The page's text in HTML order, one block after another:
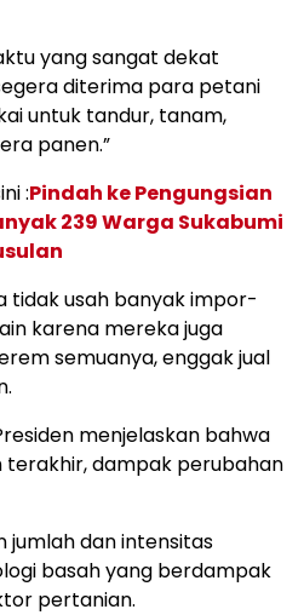
yang sangat dekat
diterima para petani
untuk tandur, tanam,
panen.”
:Pindah ke Pengungsian
239 Warga Sukabumi
tidak usah banyak impor-
karena mereka juga
semuanya, enggak jual
menjelaskan bahwa
dampak perubahan
jumlah dan intensitas
basah yang berdampak
pertanian.